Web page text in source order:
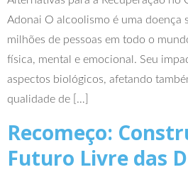
Adonai O alcoolismo é uma doença
milhões de pessoas em todo o
física, mental e emocional. Seu
aspectos biológicos, afetando
qualidade de […]
Recomeço:
Futuro Livre das